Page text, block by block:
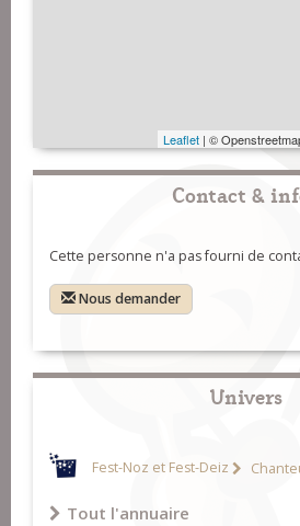
Leaflet | ©
Contact &
Cette personne n'a pas fourni de
Nous demander
Univers
Fest-Noz et Fest-Deiz
Tout l'annuaire